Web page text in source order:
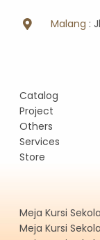
Malang :
Catalog
Project
Others
Services
Store
Meja Kursi
Meja Kursi